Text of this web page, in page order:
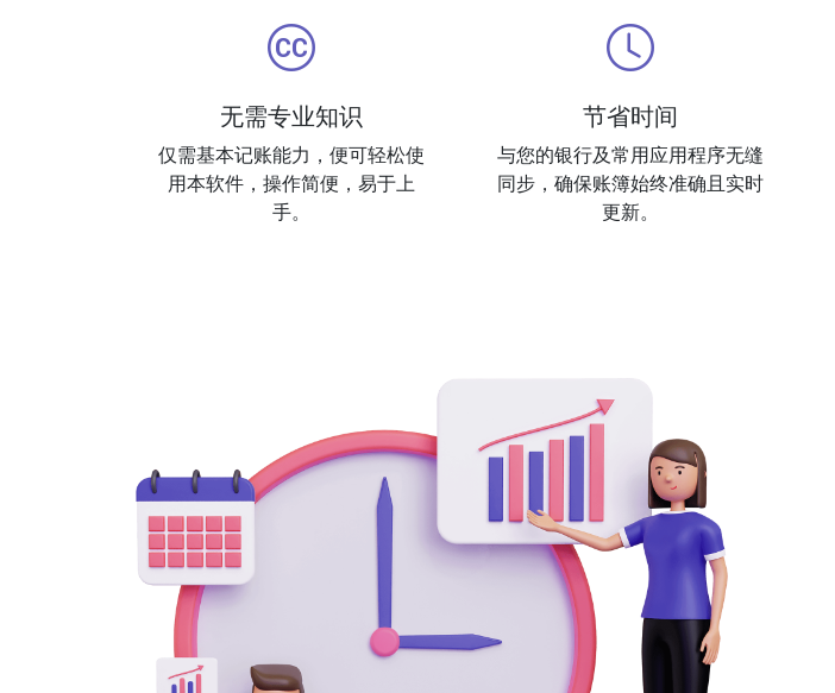
无需专业知识
仅需基本记账能力，便可轻松使
用本软件，操作简便，易于上
手。
节省时间
与您的银行及常用应用程序无缝
同步，确保账簿始终准确且实时
更新。